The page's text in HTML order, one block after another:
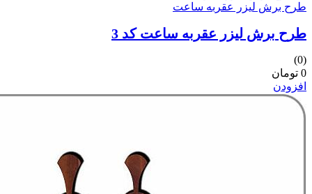
طرح برش لیزر عقربه ساعت
طرح برش لیزر عقربه ساعت کد 3
(0)
0 تومان
افزودن